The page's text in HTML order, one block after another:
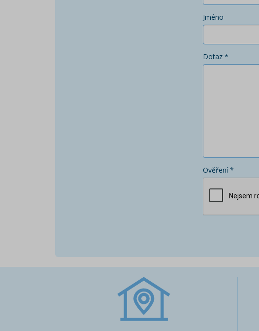
Jméno
Dotaz *
Ověření *